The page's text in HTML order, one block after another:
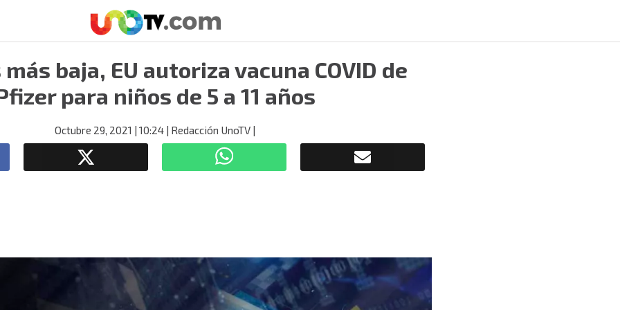
baja, EU autoriza vacuna COVID de
para niños de 5 a 11 años
Octubre 29, 2021 | 10:24 | Redacción UnoTV |